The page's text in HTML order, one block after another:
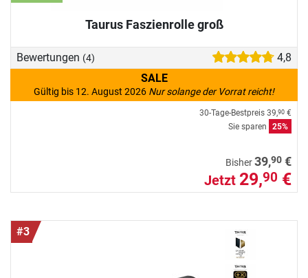
Taurus Faszienrolle groß
Bewertungen (4)
4,8
SALE
Gültig bis 12. August 2026 Nur solange der Vorrat reicht!
30-Tage-Bestpreis 39,90 €
Sie sparen
25%
Bisher39,90 €
Jetzt 29,90 €
#3